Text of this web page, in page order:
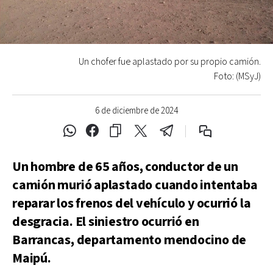
6 de diciembre de 2024
Un chofer fue aplastado por su propio camión.
Foto: (MSyJ)
Un hombre de 65 años, conductor de un
camión murió aplastado cuando intentaba
reparar los frenos del vehículo y ocurrió la
desgracia. El siniestro ocurrió en
Barrancas, departamento mendocino de
Maipú.